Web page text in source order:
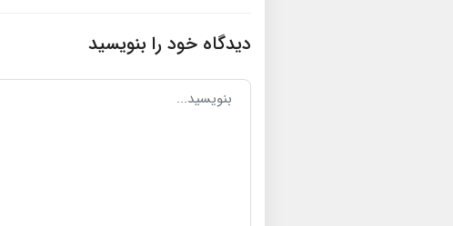
دیدگاه خود را بنویسید